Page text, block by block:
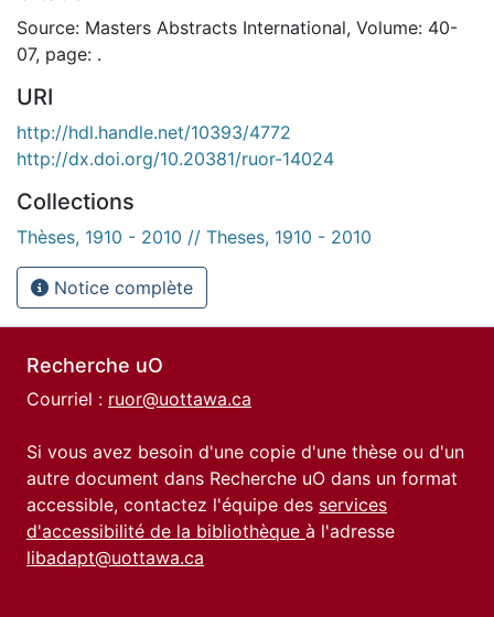
Source: Masters Abstracts International, Volume: 40-
07, page: .
URI
http://hdl.handle.net/10393/4772
http://dx.doi.org/10.20381/ruor-14024
Collections
Thèses, 1910 - 2010 // Theses, 1910 - 2010
Notice complète
Recherche uO
Courriel : ruor@uottawa.ca
Si vous avez besoin d'une copie d'une thèse ou d'un
autre document dans Recherche uO dans un format
accessible, contactez l'équipe des services
d'accessibilité de la bibliothèque à l'adresse
libadapt@uottawa.ca